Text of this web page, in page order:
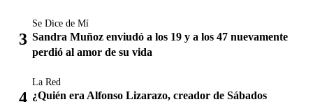
Se Dice de Mí
Sandra Muñoz enviudó a los 19 y a los 47 nuevamente
perdió al amor de su vida
La Red
¿Quién era Alfonso Lizarazo, creador de Sábados